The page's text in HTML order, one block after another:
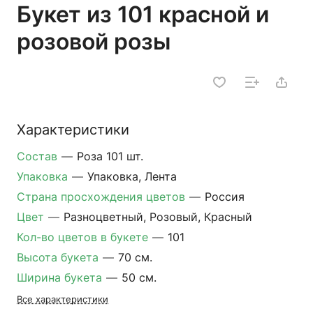
Букет из 101 красной и
розовой розы
Характеристики
Состав — Роза 101 шт.
Упаковка — Упаковка, Лента
Страна просхождения цветов — Россия
Цвет — Разноцветный, Розовый, Красный
Кол-во цветов в букете — 101
Высота букета — 70 см.
Ширина букета — 50 см.
Все характеристики